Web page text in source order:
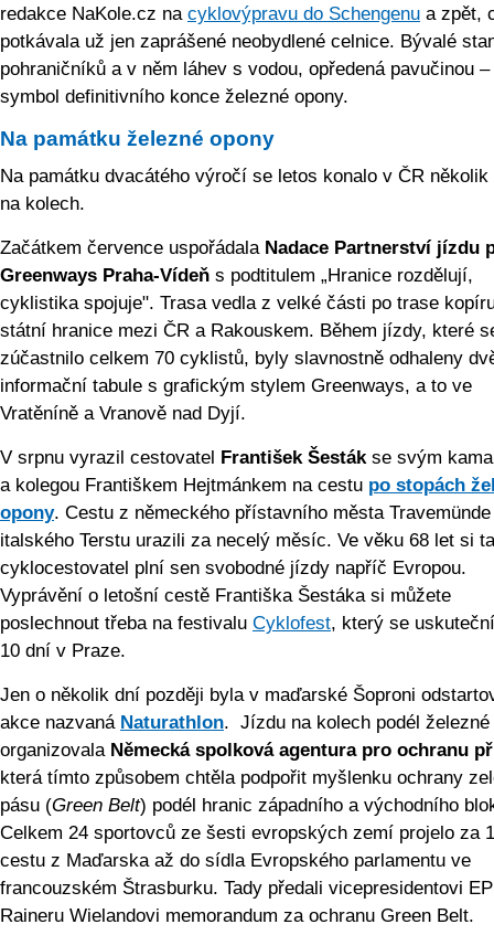
redakce NaKole.cz na cyklovýpravu do Schengenu a zpět,
potkávala už jen zaprášené neobydlené celnice. Bývalé
pohraničníků a v něm láhev s vodou, opředená pavučinou
symbol definitivního konce železné opony.
Na památku železné opony
Na památku dvacátého výročí se letos konalo v ČR
na kolech.
Začátkem července uspořádala Nadace Partnerství jízdu
Greenways Praha-Vídeň s podtitulem „Hranice rozdělují,
cyklistika spojuje". Trasa vedla z velké části po trase
státní hranice mezi ČR a Rakouskem. Během jízdy, které
zúčastnilo celkem 70 cyklistů, byly slavnostně odhaleny
informační tabule s grafickým stylem Greenways, a to ve
Vratěníně a Vranově nad Dyjí.
V srpnu vyrazil cestovatel František Šestákse svým
a kolegou Františkem Hejtmánkem na cestu po stopách
opony. Cestu z německého přístavního města Travemünde
italského Terstu urazili za necelý měsíc. Ve věku 68 let si
cyklocestovatel plní sen svobodné jízdy napříč Evropou.
Vyprávění o letošní cestě Františka Šestáka si můžete
poslechnout třeba na festivalu Cyklofest, který se
10 dní v Praze.
Jen o několik dní později byla v maďarské Šoproni
akce nazvaná Naturathlon. Jízdu na kolech podél železné
organizovala Německá spolková agentura pro ochranu
která tímto způsobem chtěla podpořit myšlenku ochrany
pásu (Green Belt) podél hranic západního a východního
Celkem 24 sportovců ze šesti evropských zemí projelo za
cestu z Maďarska až do sídla Evropského parlamentu ve
francouzském Štrasburku. Tady předali vicepresidentovi EP
Raineru Wielandovi memorandum za ochranu Green Belt.